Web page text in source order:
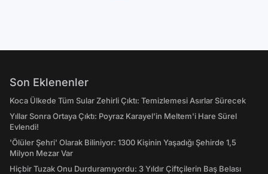
Son Eklenenler
Koca Ülkede Tüm Sular Zehirli Çıktı: Temizlemesi Asırlar Sürecek
Yıllar Sonra Ortaya Çıktı: Poyraz Karayel'in Meltem'i Hare Sürel
Evlendi!
'Ölüler Şehri' Olarak Biliniyor: 1300 Kişinin Yaşadığı Şehirde 1,5
Milyon Mezar Var
Hiçbir Tuzak Onu Durduramıyordu: 3 Yıldır Çiftçilerin Baş Belası